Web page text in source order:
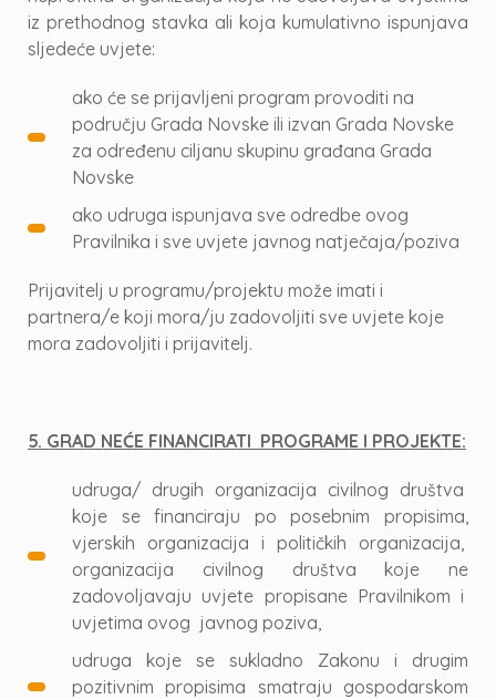
iz prethodnog stavka ali koja kumulativno ispunjava
sljedeće uvjete:
ako će se prijavljeni program provoditi na
području Grada Novske ili izvan Grada Novske
za određenu ciljanu skupinu građana Grada
Novske
ako udruga ispunjava sve odredbe ovog
Pravilnika i sve uvjete javnog natječaja/poziva
Prijavitelj u programu/projektu može imati i
partnera/e koji mora/ju zadovoljiti sve uvjete koje
mora zadovoljiti i prijavitelj.
5. GRAD NEĆE FINANCIRATI PROGRAME I PROJEKTE:
udruga/ drugih organizacija civilnog društva
koje se financiraju po posebnim propisima,
vjerskih organizacija i političkih organizacija,
organizacija civilnog društva koje ne
zadovoljavaju uvjete propisane Pravilnikom i
uvjetima ovog javnog poziva,
udruga koje se sukladno Zakonu i drugim
pozitivnim propisima smatraju gospodarskom